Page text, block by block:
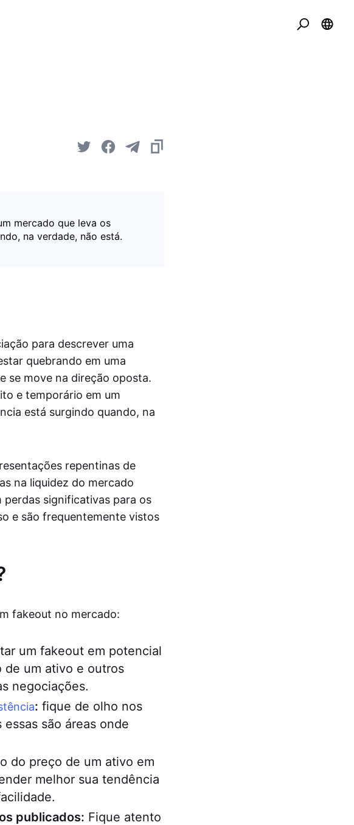
mercado que leva os
na verdade, não está.
para descrever uma
quebrando em uma
se move na direção oposta.
e temporário em um
está surgindo quando, na
repentinas de
na liquidez do mercado
perdas significativas para os
e são frequentemente vistos
fakeout no mercado:
um fakeout em potencial
de um ativo e outros
negociações.
: fique de olho nos
são áreas onde
do preço de um ativo em
melhor sua tendência
publicados: Fique atento